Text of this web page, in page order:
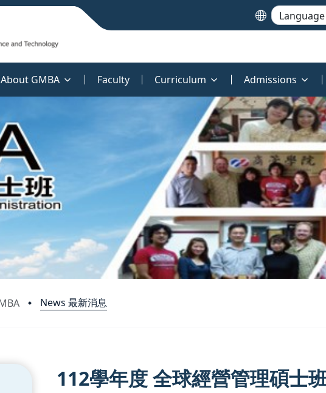
About GMBA Faculty Curriculum Admissions
News 最新消息
112學年度 全球經營管理碩士